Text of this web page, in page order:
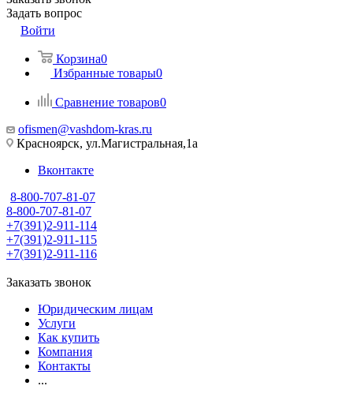
Задать вопрос
Войти
Корзина0
Избранные товары0
Сравнение товаров0
ofismen@vashdom-kras.ru
Красноярск, ул.Магистральная,1а
Вконтакте
8-800-707-81-07
8-800-707-81-07
+7(391)2-911-114
+7(391)2-911-115
+7(391)2-911-116
Заказать звонок
Юридическим лицам
Услуги
Как купить
Компания
Контакты
...